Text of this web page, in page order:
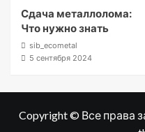
Сдача металлолома:
Что нужно знать
sib_ecometal
5 сентября 2024
Copyright © Все права